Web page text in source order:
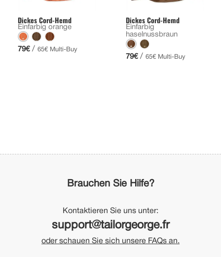
Dickes Cord-Hemd
Einfarbig orange
79€ / 65€ Multi-Buy
Dickes Cord-Hemd
Einfarbig
haselnussbraun
79€ / 65€ Multi-Buy
Brauchen Sie Hilfe?
Kontaktieren Sie uns unter:
support@tailorgeorge.fr
oder schauen Sie sich unsere FAQs an.